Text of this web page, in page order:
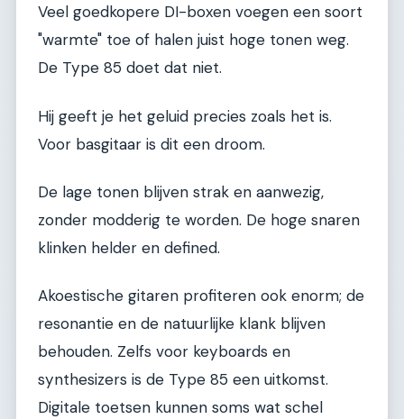
Veel goedkopere DI-boxen voegen een soort
"warmte" toe of halen juist hoge tonen weg.
De Type 85 doet dat niet.
Hij geeft je het geluid precies zoals het is.
Voor basgitaar is dit een droom.
De lage tonen blijven strak en aanwezig,
zonder modderig te worden. De hoge snaren
klinken helder en defined.
Akoestische gitaren profiteren ook enorm; de
resonantie en de natuurlijke klank blijven
behouden. Zelfs voor keyboards en
synthesizers is de Type 85 een uitkomst.
Digitale toetsen kunnen soms wat schel